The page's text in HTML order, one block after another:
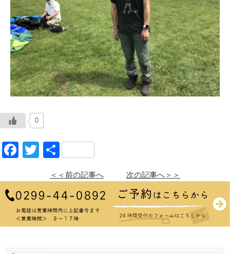
0
Facebook
Twitter
共
＜＜前の記事へ 次の記事へ＞＞